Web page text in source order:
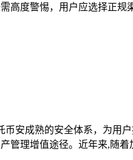
高度警惕，用户应选择正规
安成熟的安全体系，为
管理增值途径。近年来,随